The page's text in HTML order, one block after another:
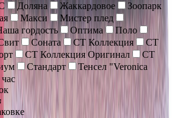
Доляна Жаккардовое
Зоопарк
Макси
Мистер плед
гордость Оптима
Поло
Соната СТ Коллекция
СТ
СТ Коллекция Оригинал
СТ
Стандарт
Тенсел "Veronica